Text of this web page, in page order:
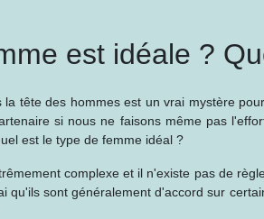
est idéale ?
la tête des hommes est un vrai mystère
si nous ne faisons même pas
est le type de femme idéal ?
complexe et il n'existe pas de
qu'ils sont généralement d'accord sur